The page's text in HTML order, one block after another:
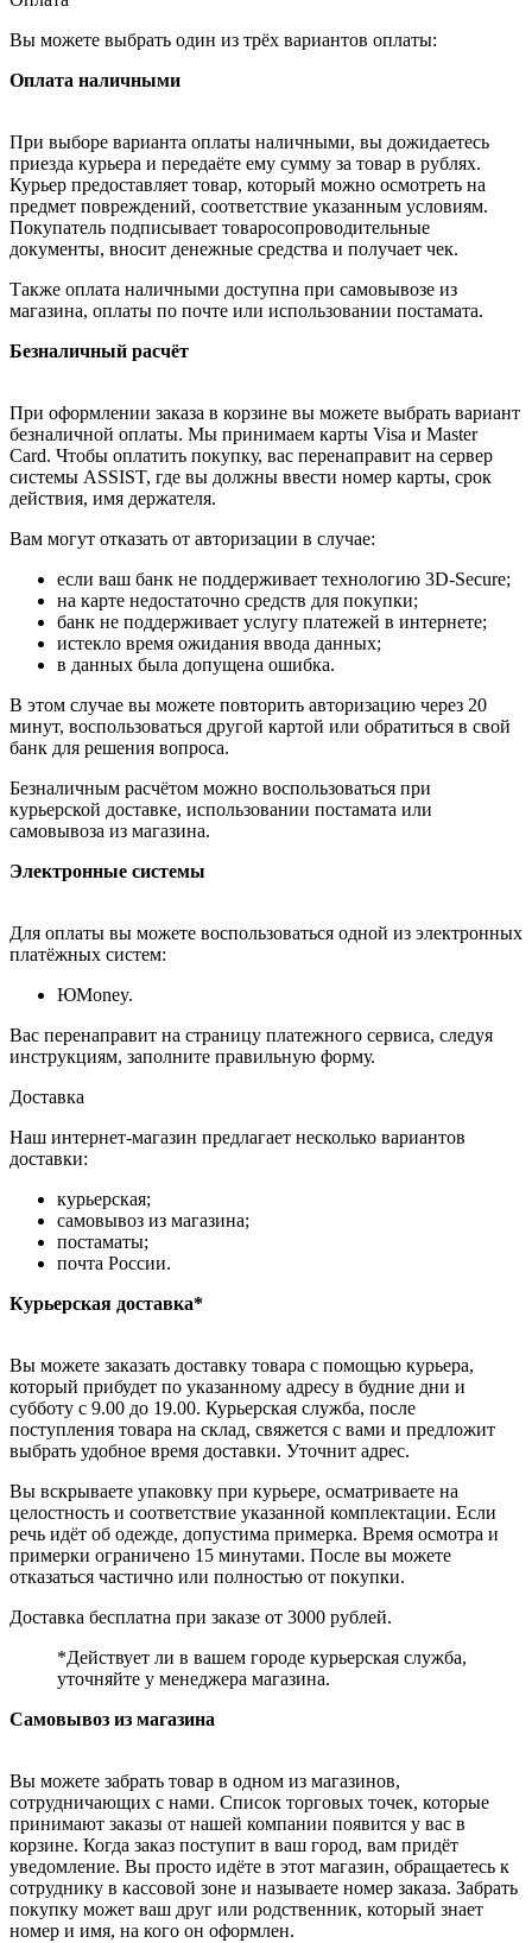
Вы можете выбрать один из трёх вариантов оплаты:
Оплата наличными
При выборе варианта оплаты наличными, вы дожидаетесь
приезда курьера и передаёте ему сумму за товар в рублях.
Курьер предоставляет товар, который можно осмотреть на
предмет повреждений, соответствие указанным условиям.
Покупатель подписывает товаросопроводительные
документы, вносит денежные средства и получает чек.
Также оплата наличными доступна при самовывозе из
магазина, оплаты по почте или использовании постамата.
Безналичный расчёт
При оформлении заказа в корзине вы можете выбрать вариант
безналичной оплаты. Мы принимаем карты Visa и Master
Card. Чтобы оплатить покупку, вас перенаправит на сервер
системы ASSIST, где вы должны ввести номер карты, срок
действия, имя держателя.
Вам могут отказать от авторизации в случае:
если ваш банк не поддерживает технологию 3D-Secure;
на карте недостаточно средств для покупки;
банк не поддерживает услугу платежей в интернете;
истекло время ожидания ввода данных;
в данных была допущена ошибка.
В этом случае вы можете повторить авторизацию через 20
минут, воспользоваться другой картой или обратиться в свой
банк для решения вопроса.
Безналичным расчётом можно воспользоваться при
курьерской доставке, использовании постамата или
самовывоза из магазина.
Электронные системы
Для оплаты вы можете воспользоваться одной из электронных
платёжных систем:
ЮMoney.
Вас перенаправит на страницу платежного сервиса, следуя
инструкциям, заполните правильную форму.
Доставка
Наш интернет-магазин предлагает несколько вариантов
доставки:
курьерская;
самовывоз из магазина;
постаматы;
почта России.
Курьерская доставка*
Вы можете заказать доставку товара с помощью курьера,
который прибудет по указанному адресу в будние дни и
субботу с 9.00 до 19.00. Курьерская служба, после
поступления товара на склад, свяжется с вами и предложит
выбрать удобное время доставки. Уточнит адрес.
Вы вскрываете упаковку при курьере, осматриваете на
целостность и соответствие указанной комплектации. Если
речь идёт об одежде, допустима примерка. Время осмотра и
примерки ограничено 15 минутами. После вы можете
отказаться частично или полностью от покупки.
Доставка бесплатна при заказе от 3000 рублей.
*Действует ли в вашем городе курьерская служба,
уточняйте у менеджера магазина.
Самовывоз из магазина
Вы можете забрать товар в одном из магазинов,
сотрудничающих с нами. Список торговых точек, которые
принимают заказы от нашей компании появится у вас в
корзине. Когда заказ поступит в ваш город, вам придёт
уведомление. Вы просто идёте в этот магазин, обращаетесь к
сотруднику в кассовой зоне и называете номер заказа. Забрать
покупку может ваш друг или родственник, который знает
номер и имя, на кого он оформлен.